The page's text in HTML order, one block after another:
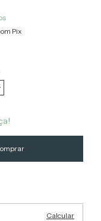
Pix
Calcular